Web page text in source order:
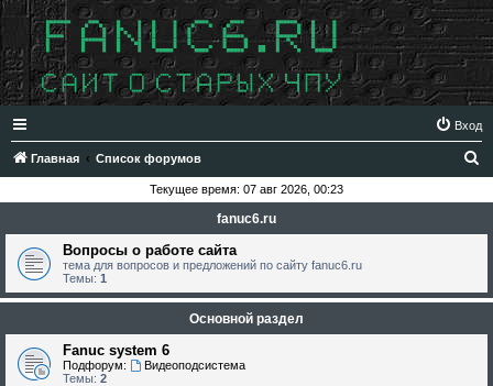
Вход
Главная Список форумов
с
Текущее время: 07 авг 2026, 00:23
fanuc6.ru
Вопросы о работе сайта
тема для вопросов и предложений по сайту fanuc6.ru
Темы: 1
Основной раздел
Fanuc system 6
Подфорум:
Видеоподсистема
Темы: 2